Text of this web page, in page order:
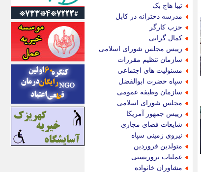
تیبا هاچ بک
مدرسه دخترانه در کابل
حزب کارگر
کمال گرایی
رییس مجلس شورای اسلامی
سازمان تنظیم مقررات
مسئولیت های اجتماعی
سپاه حضرت ابوالفضل
سازمان وظیفه عمومی
مجلس شورای اسلامی
رییس جمهور آمریکا
شایعات فضای مجازی
نیروی زمینی سپاه
متولدین فروردین
عملیات تروریستی
مشاوران خانواده
ایسکانیوز
ایسنا
ایکنا
ایلنا
اینتیتر
ایونا نیوز
بازتاب آنلاین
باشگاه خبرنگاران
باغستان نیوز
بامبوک
ببین و بخون
بدینسان
بنکر